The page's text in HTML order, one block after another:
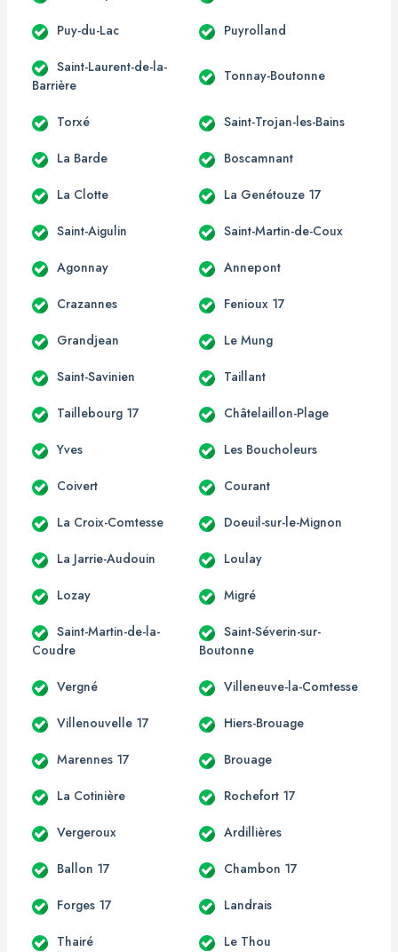
Puy-du-Lac Puyrolland
Saint-Laurent-de-la-
Barrière
Tonnay-Boutonne
Torxé Saint-Trojan-les-Bains
La Barde Boscamnant
La Clotte La Genétouze 17
Saint-Aigulin Saint-Martin-de-Coux
Agonnay Annepont
Crazannes Fenioux 17
Grandjean Le Mung
Saint-Savinien Taillant
Taillebourg 17 Châtelaillon-Plage
Yves Les Boucholeurs
Coivert Courant
La Croix-Comtesse Doeuil-sur-le-Mignon
La Jarrie-Audouin Loulay
Lozay Migré
Saint-Martin-de-la-
Coudre
Saint-Séverin-sur-
Boutonne
Vergné Villeneuve-la-Comtesse
Villenouvelle 17 Hiers-Brouage
Marennes 17 Brouage
La Cotinière Rochefort 17
Vergeroux Ardillières
Ballon 17 Chambon 17
Forges 17 Landrais
Thairé Le Thou